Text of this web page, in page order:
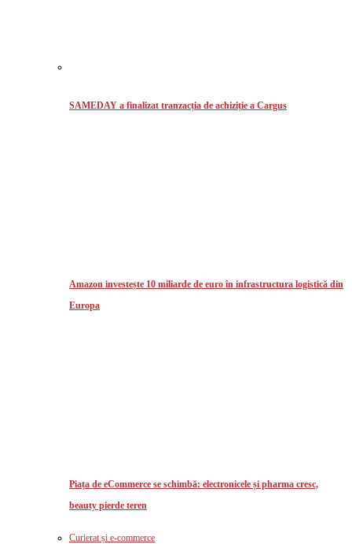
SAMEDAY a finalizat tranzacția de achiziție a Cargus
Amazon investește 10 miliarde de euro în infrastructura logistică din
Europa
Piața de eCommerce se schimbă: electronicele și pharma cresc,
beauty pierde teren
Curierat și e-commerce